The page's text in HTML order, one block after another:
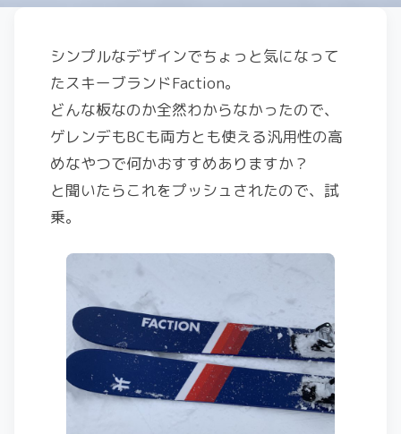
シンプルなデザインでちょっと気になって
たスキーブランドFaction。
どんな板なのか全然わからなかったので、
ゲレンデもBCも両方とも使える汎用性の高
めなやつで何かおすすめありますか？
と聞いたらこれをプッシュされたので、試
乗。